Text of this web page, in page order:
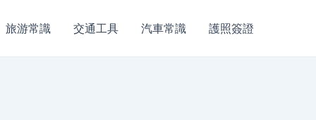
旅游常識 交通工具 汽車常識 護照簽證